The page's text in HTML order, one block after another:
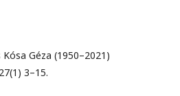
Géza (1950–2021)
3–15.